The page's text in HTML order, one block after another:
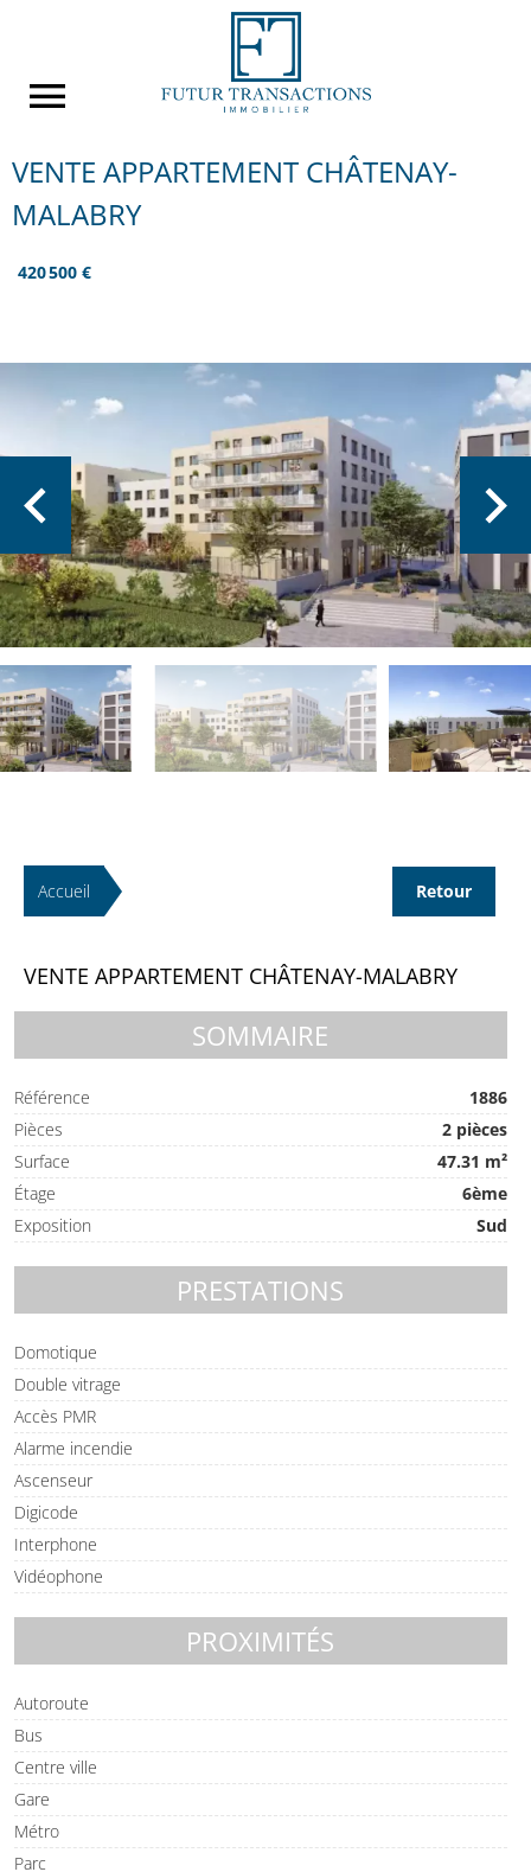
VENTE APPARTEMENT CHÂTENAY-
MALABRY
420 500 €
Accueil Retour
VENTE APPARTEMENT CHÂTENAY-MALABRY
SOMMAIRE
Référence
1886
Pièces
2 pièces
Surface
47.31 m²
Étage
6ème
Exposition
Sud
PRESTATIONS
Domotique
Double vitrage
Accès PMR
Alarme incendie
Ascenseur
Digicode
Interphone
Vidéophone
PROXIMITÉS
Autoroute
Bus
Centre ville
Gare
Métro
Parc